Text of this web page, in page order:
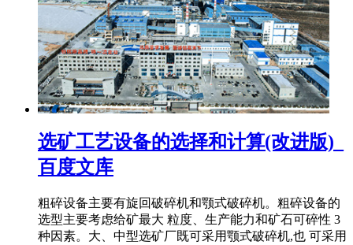
选矿工艺设备的选择和计算(改进版)_
百度文库
粗碎设备主要有旋回破碎机和颚式破碎机。粗碎设备的
选型主要考虑给矿最大 粒度、生产能力和矿石可碎性 3
种因素。大、中型选矿厂既可采用颚式破碎机,也 可采用